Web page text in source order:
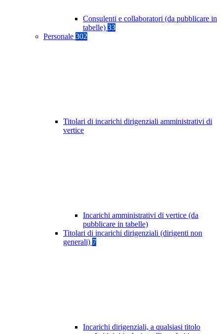
Consulenti e collaboratori (da pubblicare in
tabelle) 33
Personale 302
Titolari di incarichi dirigenziali amministrativi di
vertice
Incarichi amministrativi di vertice (da
pubblicare in tabelle)
Titolari di incarichi dirigenziali (dirigenti non
generali) 7
Incarichi dirigenziali, a qualsiasi titolo